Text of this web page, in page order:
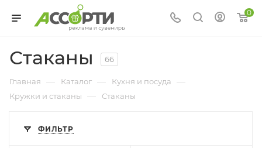
0
Стаканы 66
Главная — Каталог — Кухня и посуда —
Кружки и стаканы — Стаканы
ФИЛЬТР